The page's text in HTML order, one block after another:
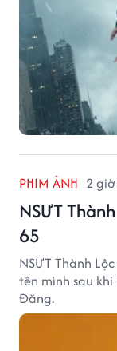
PHIM ẢNH 2
NSƯT
65
NSƯT Thành
tên mình sau
Đăng.